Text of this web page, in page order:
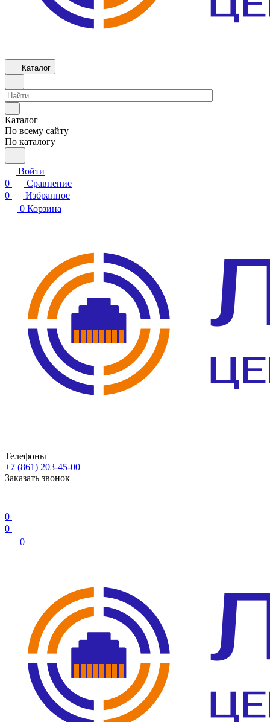
Каталог
Каталог
По всему сайту
По каталогу
Войти
0
Сравнение
0
Избранное
0 Корзина
Телефоны
+7 (861) 203-45-00
Заказать звонок
0
0
0